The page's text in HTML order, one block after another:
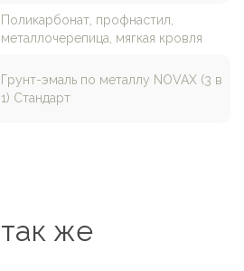
Поликарбонат, профнастил,
металлочерепица, мягкая кровля
Грунт-эмаль по металлу NOVAX (3 в
1) Стандарт
так же